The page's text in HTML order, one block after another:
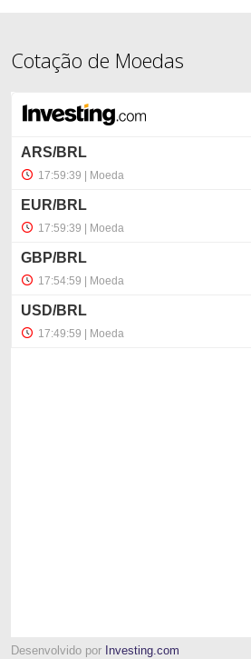
Cotação de Moedas
Desenvolvido por Investing.com